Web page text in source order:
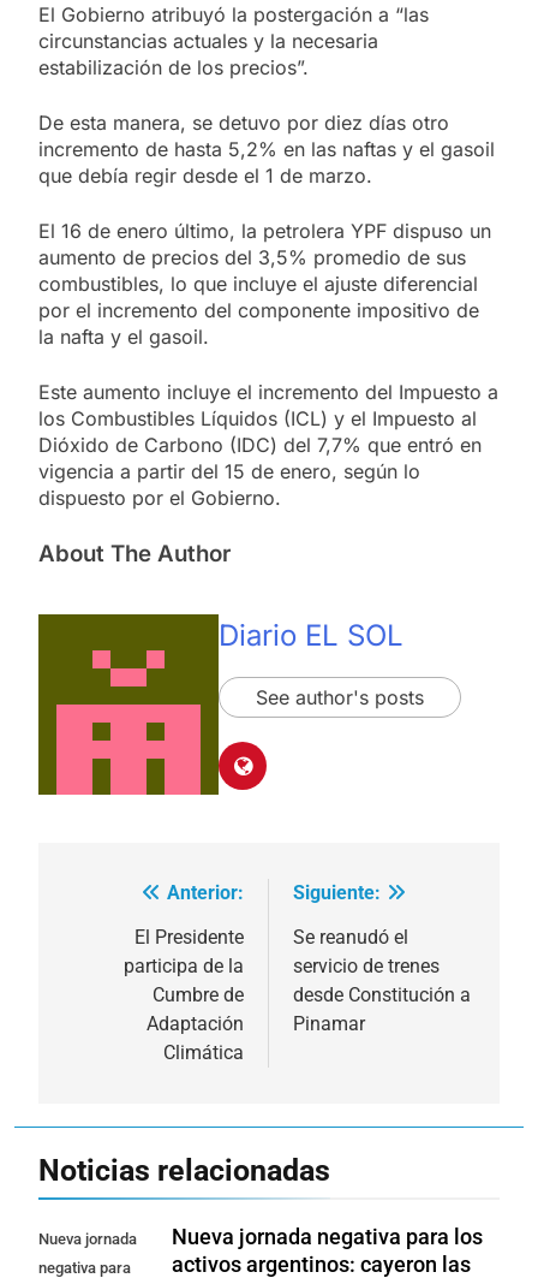
El Gobierno atribuyó la postergación a “las
circunstancias actuales y la necesaria
estabilización de los precios”.
De esta manera, se detuvo por diez días otro
incremento de hasta 5,2% en las naftas y el gasoil
que debía regir desde el 1 de marzo.
El 16 de enero último, la petrolera YPF dispuso un
aumento de precios del 3,5% promedio de sus
combustibles, lo que incluye el ajuste diferencial
por el incremento del componente impositivo de
la nafta y el gasoil.
Este aumento incluye el incremento del Impuesto a
los Combustibles Líquidos (ICL) y el Impuesto al
Dióxido de Carbono (IDC) del 7,7% que entró en
vigencia a partir del 15 de enero, según lo
dispuesto por el Gobierno.
About The Author
Diario EL SOL
See author's posts
Navegación
entradas
Anterior:
El Presidente
participa de la
Cumbre de
Adaptación
Climática
Siguiente:
Se reanudó el
servicio de trenes
desde Constitución a
Pinamar
Noticias relacionadas
Nueva jornada
negativa para
Nueva jornada negativa para los
activos argentinos: cayeron las